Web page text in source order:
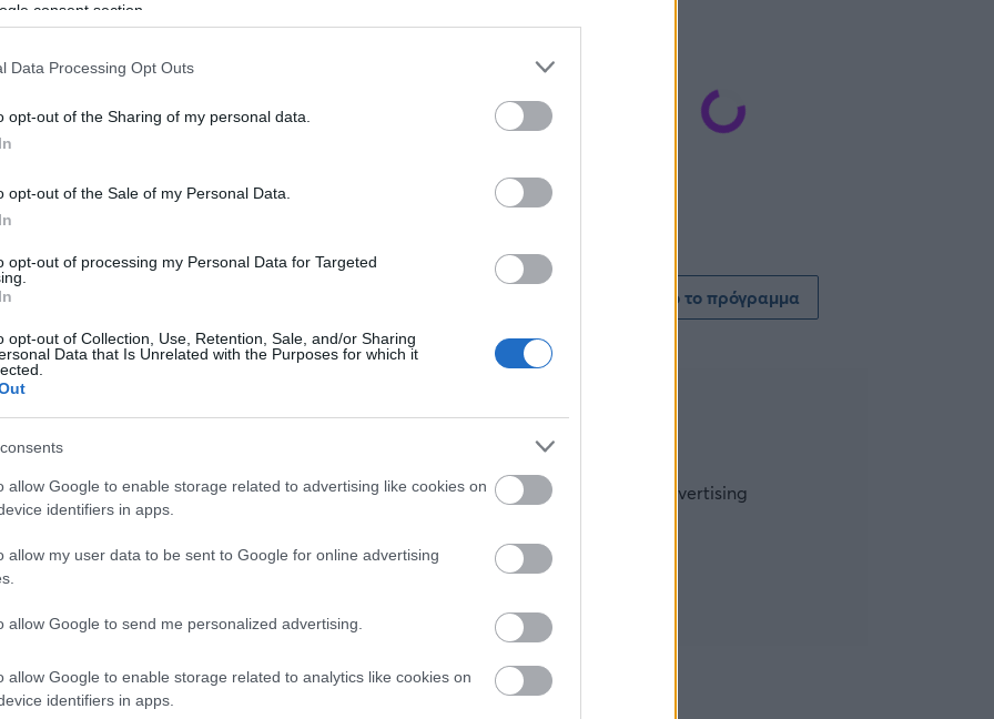
consent section.
Data Processing Opt Outs
opt-out of the Sharing of my personal data.
opt-out of the Sale of my Personal Data.
opt-out of processing my Personal Data for Targeted
opt-out of Collection, Use, Retention, Sale, and/or Sharing
Data that Is Unrelated with the Purposes for which it
allow Google to enable storage related to advertising like cookies on
identifiers in apps.
allow my user data to be sent to Google for online advertising
allow Google to send me personalized advertising.
allow Google to enable storage related to analytics like cookies on
identifiers in apps.
για να μπουν στο πρόγραμμα
άσκησης και να εισπράξουν έως
έως την 31η Οκτωβρίου. Το πρόγραμμα
άσκηση για διάστημα 5 μηνών, σε
της επιλογής τους. Δείτε την διαδικασία στο
με έξι ατομικές βόμβες η ενέργεια που
για τις πυρκαγιές στη Δ. Αττική
για τον εντοπισμό του παιδόφιλου τουρίστα
Δείτε όλο το πρόγραμμα